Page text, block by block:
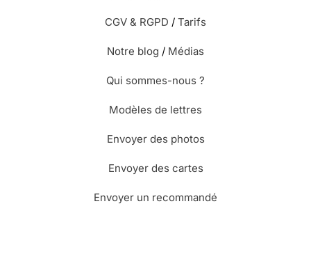
CGV & RGPD / Tarifs
Notre blog / Médias
Qui sommes-nous ?
Modèles de lettres
Envoyer des photos
Envoyer des cartes
Envoyer un recommandé